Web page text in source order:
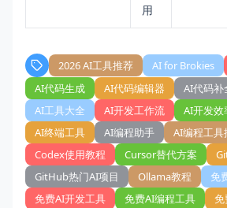
用
2026 AI工具推荐 AI for Brokies
AI代码生成
AI代码编辑器 AI代码补
AI工具大全
AI开发工作流
AI开发效
AI终端工具
AI编程助手 AI编程工具
Codex使用教程
Cursor替代方案
GitHub热门AI项目
Ollama教程
免
免费AI开发工具
免费AI编程工具